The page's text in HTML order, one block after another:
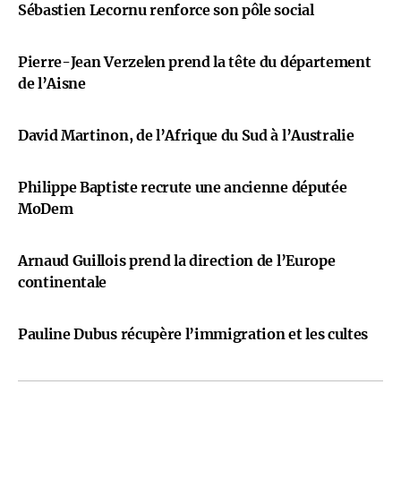
Sébastien Lecornu renforce son pôle social
Pierre-Jean Verzelen prend la tête du département
de l’Aisne
David Martinon, de l’Afrique du Sud à l’Australie
Philippe Baptiste recrute une ancienne députée
MoDem
Arnaud Guillois prend la direction de l’Europe
continentale
Pauline Dubus récupère l’immigration et les cultes